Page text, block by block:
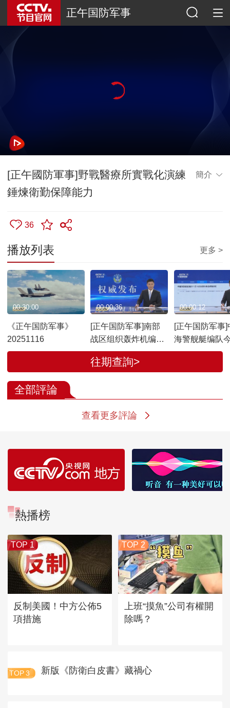
正午国防军事
[正午國防軍事]野戰醫療所實戰化演練
錘煉衛勤保障能力
簡介
36
播放列表 更多 >
《正午国防军事》
20251116
00:30:00
[正午国防军事]南部
战区组织轰炸机编队
位南海进行例行巡航
00:00:36
[正午国防军事]
海警舰艇编队
我钓鱼岛领海
00:00:12
往期查詢>
全部評論
查看更多評論
熱播榜
TOP 1
反制美國！中方公佈5
項措施
TOP 2
上班“摸魚”公司有權開
除嗎？
TOP 3 新版《防衛白皮書》藏禍心